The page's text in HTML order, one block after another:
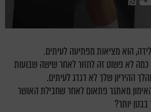
הוא מציאות מפתיעה לעיתים.
לא פשוט זה לחזור לאחר שישה שבועות
ההיריון שלך לא דגדג לעיתים.
האימון מאתגר פתאום לאחר שחבילת האושר
יותר?